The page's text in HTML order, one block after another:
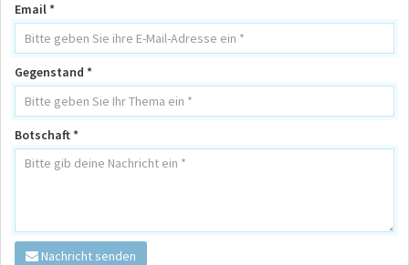
Email *
Gegenstand *
Botschaft *
Nachricht senden